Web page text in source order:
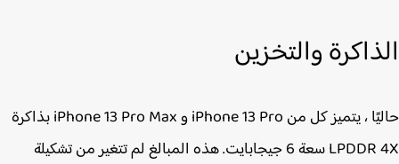
والتخزين
حاليًا ، يتميز كل من ‌iPhone 13 Pro‌ و iPhone 13 Pro‌ Max بذاكرة
LPDDR 4X سعة 6 جيجابايت. هذه المبالغ لم تتغير من تشكيلة